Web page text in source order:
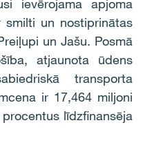
ievērojama apjoma
un nostiprinātas
un Jašu. Posmā
atjaunota ūdens
transporta
ir 17,464 miljoni
līdzfinansēja